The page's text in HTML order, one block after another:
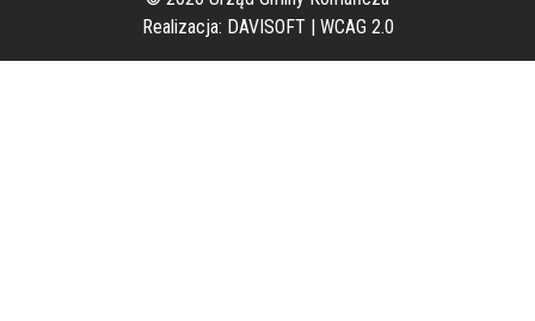
© 2026 Urząd Gminy Komańcza
Realizacja:
|